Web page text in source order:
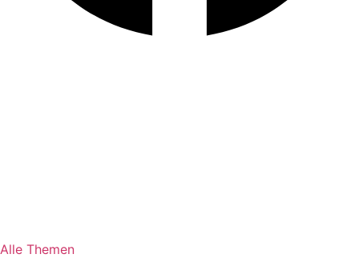
Alle Themen